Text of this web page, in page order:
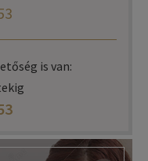
is van: